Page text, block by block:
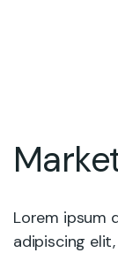
Lorem ipsum
adipiscing